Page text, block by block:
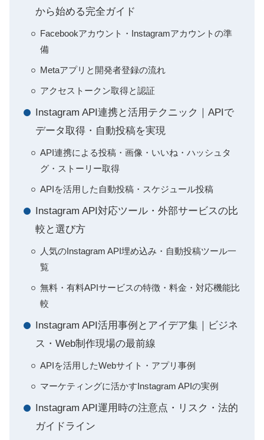
から始める完全ガイド
Facebookアカウント・Instagramアカウントの準
備
Metaアプリと開発者登録の流れ
アクセストークン取得と認証
Instagram API連携と活用テクニック｜APIで
データ取得・自動投稿を実現
API連携による投稿・画像・いいね・ハッシュタ
グ・ストーリー取得
APIを活用した自動投稿・スケジュール投稿
Instagram API対応ツール・外部サービスの比
較と選び方
人気のInstagram API埋め込み・自動投稿ツール一
覧
無料・有料APIサービスの特徴・料金・対応機能比
較
Instagram API活用事例とアイデア集｜ビジネ
ス・Web制作現場の最前線
APIを活用したWebサイト・アプリ事例
マーケティングに活かすInstagram APIの実例
Instagram API運用時の注意点・リスク・法的
ガイドライン